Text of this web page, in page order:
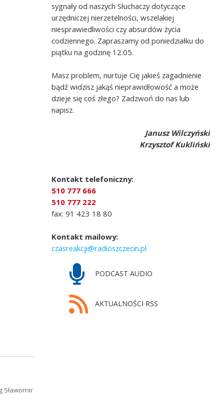
sygnały od naszych Słuchaczy dotyczące
urzędniczej nierzetelności, wszelakiej
niesprawiedliwości czy absurdów życia
codziennego. Zapraszamy od poniedziałku do
piątku na godzinę 12.05.
Masz problem, nurtuje Cię jakieś zagadnienie
bądź widzisz jakąś nieprawidłowość a może
dzieje się coś złego? Zadzwoń do nas lub
napisz.
Janusz Wilczyński
Krzysztof Kukliński
Kontakt telefoniczny:
510 777 666
510 777 222
fax: 91 423 18 80
Kontakt mailowy:
czasreakcji@radioszczecin.pl
PODCAST AUDIO
AKTUALNOŚCI RSS
Sławomir